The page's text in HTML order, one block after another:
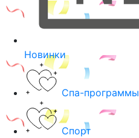
Новинки
Спа-программы
Спорт